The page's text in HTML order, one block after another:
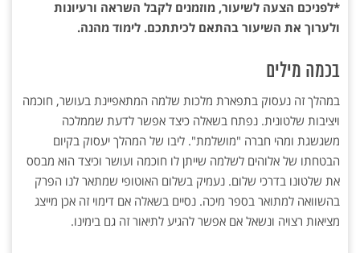
*לפניכם הצעה לשיעור, מוזמנים לקבל השראה ורעיונות
ולערוך את השיעור בהתאם לכיתתכם. לימוד מהנה.
בכמה מילים
במהלך זה נעסוק בתפארת מלכות שלמה המתאפיינת בעושר, חוכמה
ויציבות שלטונית. נפתח בשאלה כיצד אפשר לדעת שממלכה
משגשגת ומהי חברה "מושלמת". ליבו של המהלך יעסוק בקיום
הבטחתו של אלוהים לשלמה שייתן לו חוכמה ועושר וכיצד הוא מבסס
את שלטונו בדרכי שלום. נעמיק בשלום האוטופי שמתאר לנו הפרק
בהשוואה למתואר בספר מיכה. נסיים בשאלה אם דימוי זה אכן מייצג
מציאות רצויה ונשאל אם אפשר להגיע לתיאור זה גם בימינו.